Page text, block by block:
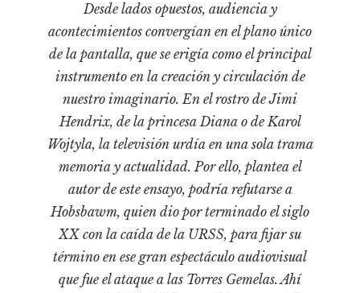
Medioambiente
Pensamiento
Pensamiento ilustrado
Personaje
Personajes secundarios
Relecturas
Sociedad
Turismo accidental
Vidas paralelas
Desde lados opuestos, audiencia y
acontecimientos convergían en el plano único
de la pantalla, que se erigía como el principal
instrumento en la creación y circulación de
nuestro imaginario. En el rostro de Jimi
Hendrix, de la princesa Diana o de Karol
Wojtyla, la televisión urdía en una sola trama
memoria y actualidad. Por ello, plantea el
autor de este ensayo, podría refutarse a
Hobsbawm, quien dio por terminado el siglo
XX con la caída de la URSS, para fijar su
término en ese gran espectáculo audiovisual
que fue el ataque a las Torres Gemelas. Ahí